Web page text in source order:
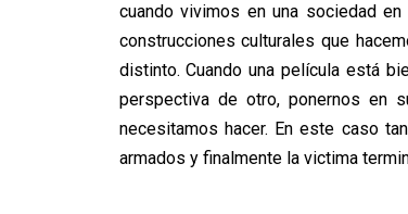
cuando vivimos en una sociedad
construcciones culturales que
distinto. Cuando una película está
perspectiva de otro, ponernos en
necesitamos hacer. En este caso
armados y finalmente la victima